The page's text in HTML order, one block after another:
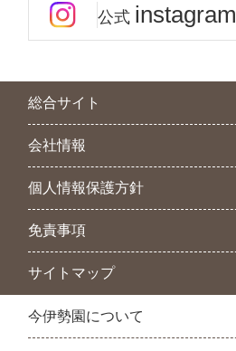
公式 instagram
総合サイト
会社情報
個人情報保護方針
免責事項
サイトマップ
今伊勢園について